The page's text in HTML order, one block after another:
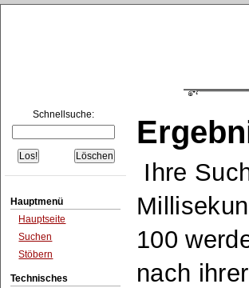
Schnellsuche:
Hauptmenü
Hauptseite
Suchen
Stöbern
Technisches
Ihre
100
nach